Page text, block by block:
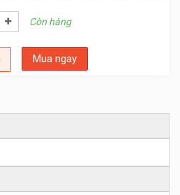
Còn hàng
Mua ngay